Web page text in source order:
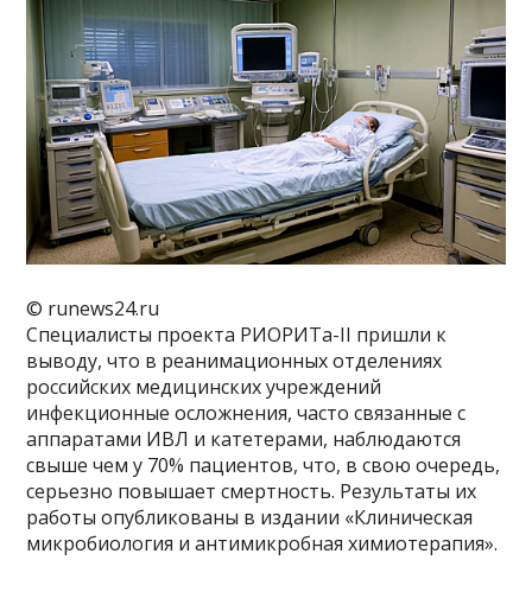
© runews24.ru
Специалисты проекта РИОРИТа-II пришли к
выводу, что в реанимационных отделениях
российских медицинских учреждений
инфекционные осложнения, часто связанные с
аппаратами ИВЛ и катетерами, наблюдаются
свыше чем у 70% пациентов, что, в свою очередь,
серьезно повышает смертность. Результаты их
работы опубликованы в издании «Клиническая
микробиология и антимикробная химиотерапия».